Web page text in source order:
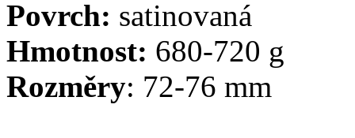
Povrch: satinovaná
Hmotnost: 680-720 g
Rozměry: 72-76 mm